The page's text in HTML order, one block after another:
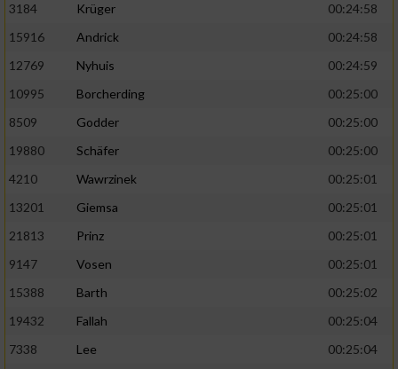
3184
Krüger
00:24:58
15916
Andrick
00:24:58
12769
Nyhuis
00:24:59
10995
Borcherding
00:25:00
8509
Godder
00:25:00
19880
Schäfer
00:25:00
4210
Wawrzinek
00:25:01
13201
Giemsa
00:25:01
21813
Prinz
00:25:01
9147
Vosen
00:25:01
15388
Barth
00:25:02
19432
Fallah
00:25:04
7338
Lee
00:25:04